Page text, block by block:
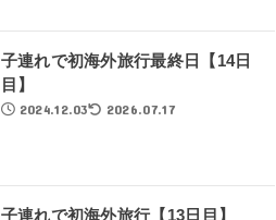
子連れで初海外旅行最終日【14日
目】
2024.12.03 2026.07.17
子連れで初海外旅行【13日目】